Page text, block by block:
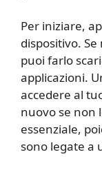
Per iniziare,
dispositivo.
puoi farlo
applicazioni.
accedere al
nuovo se non
essenziale,
sono legate a